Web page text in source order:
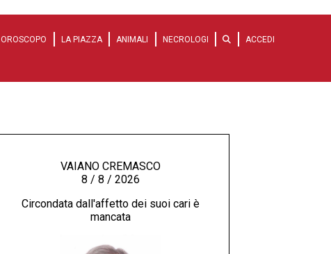
OROSCOPO LA PIAZZA ANIMALI NECROLOGI ACCEDI
VAIANO CREMASCO
8 / 8 / 2026
Circondata dall'affetto dei suoi cari è
mancata